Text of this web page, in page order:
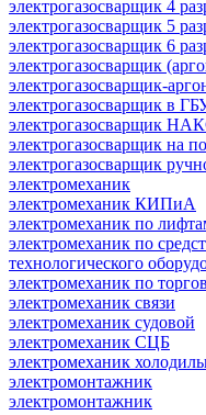
электрогазосварщик 4
электрогазосварщик 5
электрогазосварщик 6
электрогазосварщик
электрогазосварщик-
электрогазосварщик в
электрогазосварщик
электрогазосварщик на
электрогазосварщик
электромеханик
электромеханик КИПиА
электромеханик по
электромеханик по
технологического
электромеханик по
электромеханик связи
электромеханик судовой
электромеханик СЦБ
электромеханик
электромонтажник
электромонтажник